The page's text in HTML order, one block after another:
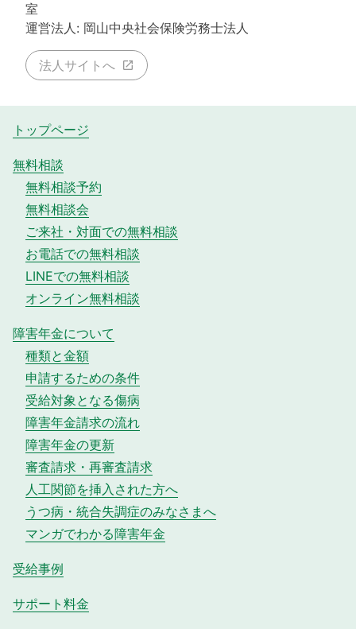
室
運営法人: 岡山中央社会保険労務士法人
法人サイトへ
トップページ
無料相談
無料相談予約
無料相談会
ご来社・対面での無料相談
お電話での無料相談
LINEでの無料相談
オンライン無料相談
障害年金について
種類と金額
申請するための条件
受給対象となる傷病
障害年金請求の流れ
障害年金の更新
審査請求・再審査請求
人工関節を挿入された方へ
うつ病・統合失調症のみなさまへ
マンガでわかる障害年金
受給事例
サポート料金